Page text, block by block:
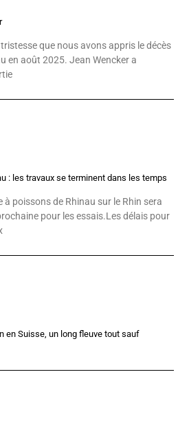
que nous avons appris le décès
en août 2025. Jean Wencker a
: les travaux se terminent dans les temps
à poissons de Rhinau sur le Rhin sera
pour les essais.Les délais pour
en Suisse, un long fleuve tout sauf